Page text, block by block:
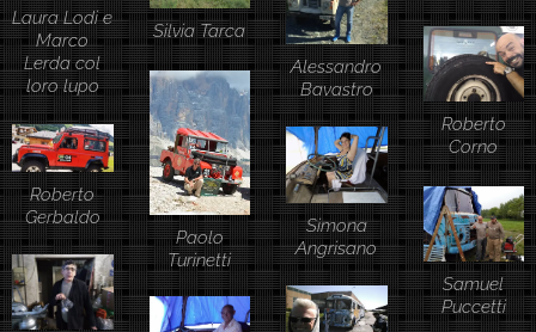
Laura Lodi e
Marco
Lerda col
loro lupo
Silvia Tarca
Alessandro
Bavastro
Roberto
Corno
Paolo
Turinetti
Roberto
Gerbaldo
Simona
Angrisano
Samuel
Puccetti